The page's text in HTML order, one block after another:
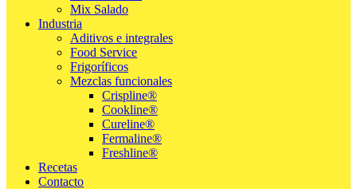
Mix Salado
Industria
Aditivos e integrales
Food Service
Frigoríficos
Mezclas funcionales
Crispline®
Cookline®
Cureline®
Fermaline®
Freshline®
Recetas
Contacto